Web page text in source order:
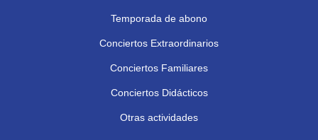
Temporada de abono
Conciertos Extraordinarios
Conciertos Familiares
Conciertos Didácticos
Otras actividades